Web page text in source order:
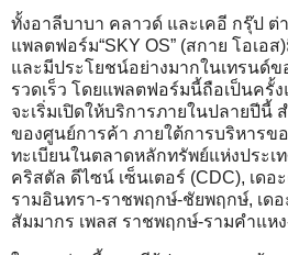
ทั้งอาลีบาบา คลาวด์ และเคอี กรุ๊ป ต่
แพลตฟอร์ม“SKY OS” (สกาย โอเอ
และมีประโยชน์อย่างมากในเทรนด์ข
รวดเร็ว โดยแพลตฟอร์มนี้ถือเป็นครั้ง
จะเริ่มเปิดให้บริการภายในปลายปีนี้
ของศูนย์การค้า ภายใต้การบริหารข
ทะเบียนในตลาดหลักทรัพย์แห่งประเ
คริสตัล ดีไซน์ เซ็นเตอร์ (CDC), เดอ
รามอินทรา-ราชพฤกษ์-ชัยพฤกษ์, เด
สัมมากร เพลส ราชพฤกษ์-รามคำแห